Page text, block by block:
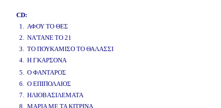
CD:
1. ΑΦΟΥ ΤΟ ΘΕΣ
2. ΝΑ'ΤΑΝΕ ΤΟ 21
3. ΤΟ ΠΟΥΚΑΜΙΣΟ ΤΟ ΘΑΛΑΣΣΙ
4. Η ΓΚΑΡΣΟΝΑ
5. Ο ΦΑΝΤΑΡΟΣ
6. Ο ΕΠΙΠΟΛΑΙΟΣ
7. ΗΛΙΟΒΑΣΙΛΕΜΑΤΑ
8. ΜΑΡΙΑ ΜΕ ΤΑ ΚΙΤΡΙΝΑ